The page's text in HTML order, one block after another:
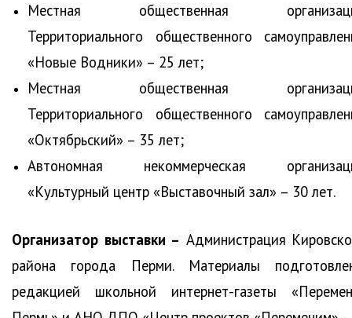
Местная общественная
Территориального общественного
«Новые Водники» – 25 лет;
Местная общественная
Территориального общественного
«Октябрьский» ­– 35 лет;
Автономная некоммерческая
«Культурный центр «Выставочный зал» ­– 30 лет.
Организатор выставки – Администрация
района города Перми. Материалы
редакцией школьной интернет-газеты